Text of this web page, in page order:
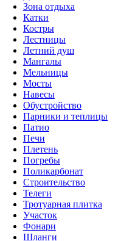
Зона отдыха
Катки
Костры
Лестницы
Летний душ
Мангалы
Мельницы
Мосты
Навесы
Обустройство
Парники и теплицы
Патио
Печи
Плетень
Погребы
Поликарбонат
Строительство
Телеги
Тротуарная плитка
Участок
Фонари
Шланги